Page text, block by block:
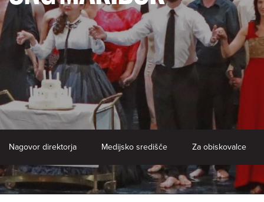
Nagovor direktorja Medijsko središče Za obiskovalce